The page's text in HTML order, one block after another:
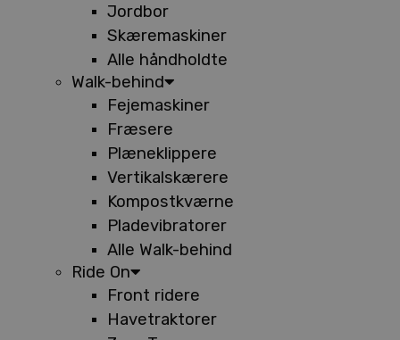
Jordbor
Skæremaskiner
Alle håndholdte
Walk-behind
Fejemaskiner
Fræsere
Plæneklippere
Vertikalskærere
Kompostkværne
Pladevibratorer
Alle Walk-behind
Ride On
Front ridere
Havetraktorer